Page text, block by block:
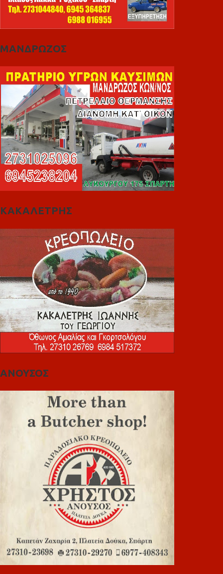
ΜΑΝΔΡΩΖΟΣ
ΚΑΚΑΛΕΤΡΗΣ
ΑΝΟΥΣΟΣ